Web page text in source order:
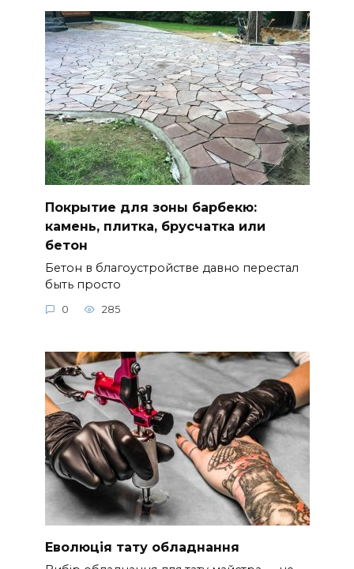
Покрытие для зоны барбекю:
камень, плитка, брусчатка или
бетон
Бетон в благоустройстве давно перестал
быть просто
0 285
Еволюція тату обладнання